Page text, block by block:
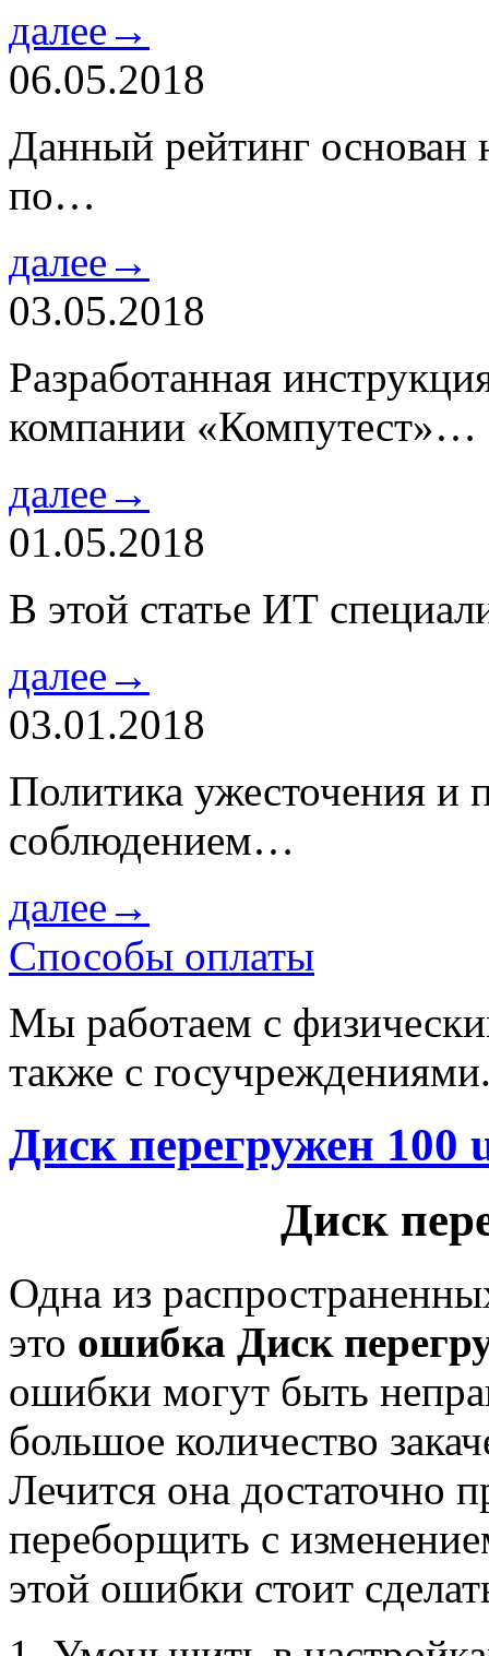
далее→
06.05.2018
Данный рейтинг основан
по…
далее→
03.05.2018
Разработанная
компании «Компутест»…
далее→
01.05.2018
В этой статье ИТ
далее→
03.01.2018
Политика ужесточения и
соблюдением…
далее→
Способы оплаты
Мы работаем с
также с
Диск перегружен 100
Диск
Одна из
это ошибка Диск
ошибки могут быть
большое количество
Лечится она достаточно
переборщить с
этой ошибки стоит